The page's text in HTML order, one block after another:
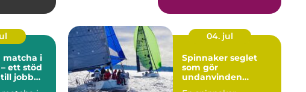
matcha i
ett stöd
jobb
04. jul
Spinnaker seglet
som gör
undanvinden